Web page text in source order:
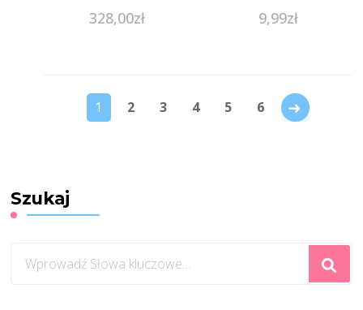
328,00zł 9,99zł
1 2 3 4 5 6
Szukaj
czegoś?